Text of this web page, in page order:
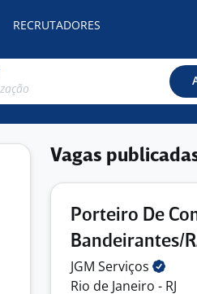
RECRUTADORES
Vagas
Porteiro De
Bandeirantes/
JGM Serviços
Rio de Janeiro - RJ